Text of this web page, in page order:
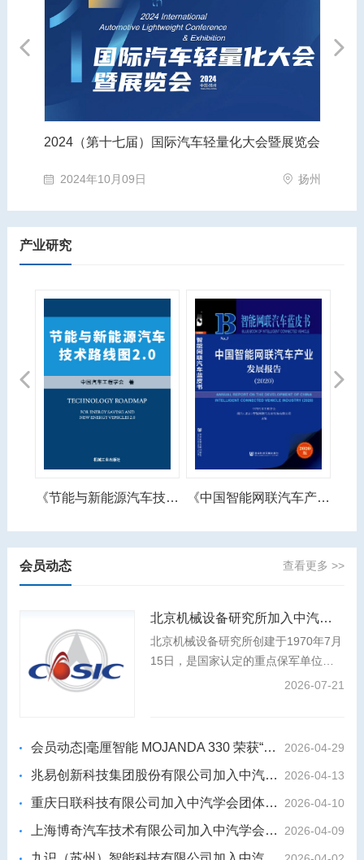
Previous
第十三届智能网联汽车技术年会
2026年05月21日 上海市·上海市
Next
产业研究
Previous
《中国智能网联汽车产业发展报告》 《智能网联汽车产业人才需求预测报告》
Next
会员动态 查看更多 >>
北京机械设备研究所加入中汽学会团体会员
北京机械设备研究所创建于1970年7月
15日，是国家认定的重点保军单位、
装发专业组副组长单位，是我国航天事
2026-07-21
会员动态|毫厘智能 MOJANDA 330 荣获“2026年度影响力汽车芯片” 2026-04-29
兆易创新科技集团股份有限公司加入中汽学会团体会员 2026-04-13
重庆日联科技有限公司加入中汽学会团体会员 2026-04-10
上海博奇汽车技术有限公司加入中汽学会团体会员 2026-04-09